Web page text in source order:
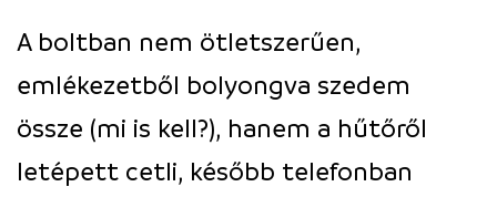
A boltban nem ötletszerűen,
emlékezetből bolyongva szedem
össze (mi is kell?), hanem a hűtőről
letépett cetli, később telefonban